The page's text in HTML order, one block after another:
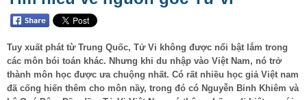
Tuy xuất phát từ Trung Quốc, Tử Vi không được nổi bật lắm trong
các môn bói toán khác. Nhưng khi du nhập vào Việt Nam, nó trở
thành môn học được ưa chuộng nhất. Có rất nhiều học giả Việt nam
đã cống hiến thêm cho môn nầy, trong đó có Nguyễn Bỉnh Khiêm và